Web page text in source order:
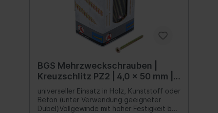
BGS Mehrzweckschrauben |
Kreuzschlitz PZ2 | 4,0 x 50 mm |
120 Stück
universeller Einsatz in Holz, Kunststoff oder
Beton (unter Verwendung geeigneter
Dübel)Vollgewinde mit hoher Festigkeit bei